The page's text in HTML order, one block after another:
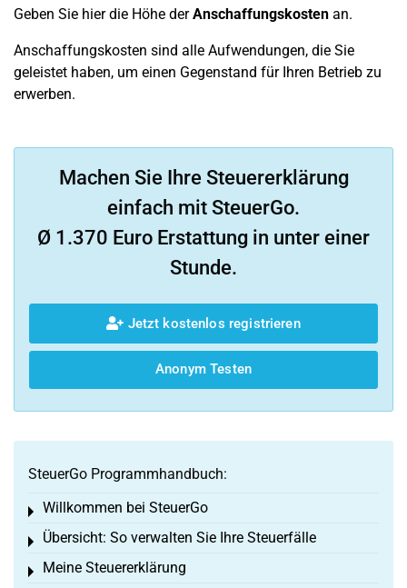
Geben Sie hier die Höhe derAnschaffungskosten an.
Anschaffungskosten sind alle Aufwendungen, die Sie
geleistet haben, um einen Gegenstand für Ihren Betrieb zu
erwerben.
Machen Sie Ihre Steuererklärung
einfach mit SteuerGo.
Ø 1.370 Euro Erstattung in unter einer
Stunde.
Jetzt kostenlos registrieren
Anonym Testen
SteuerGo Programmhandbuch:
Willkommen bei SteuerGo
Toggle menu
Übersicht: So verwalten Sie Ihre Steuerfälle
Toggle menu
Meine Steuererklärung
Toggle menu